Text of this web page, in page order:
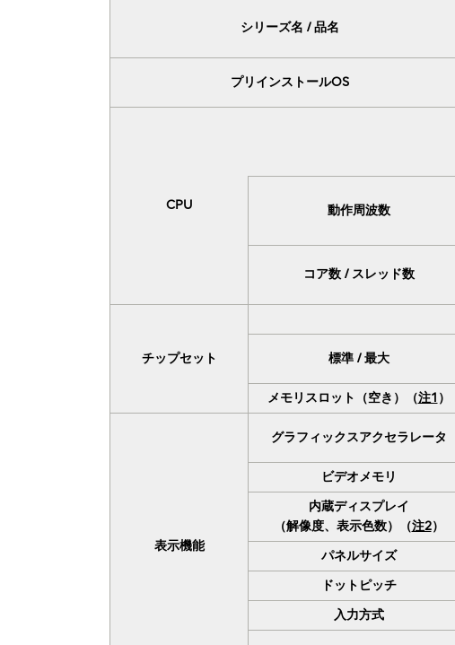
シリーズ名 / 品名
プリインストールOS
CPU 動作周波数
コア数 / スレッド数
チップセット 標準 / 最大
メモリスロット（空き）（注1 ）
表示機能
グラフィックスアクセラレータ
ビデオメモリ
内蔵ディスプレイ
（解像度、表示色数）（注2）
パネルサイズ
ドットピッチ
入力方式